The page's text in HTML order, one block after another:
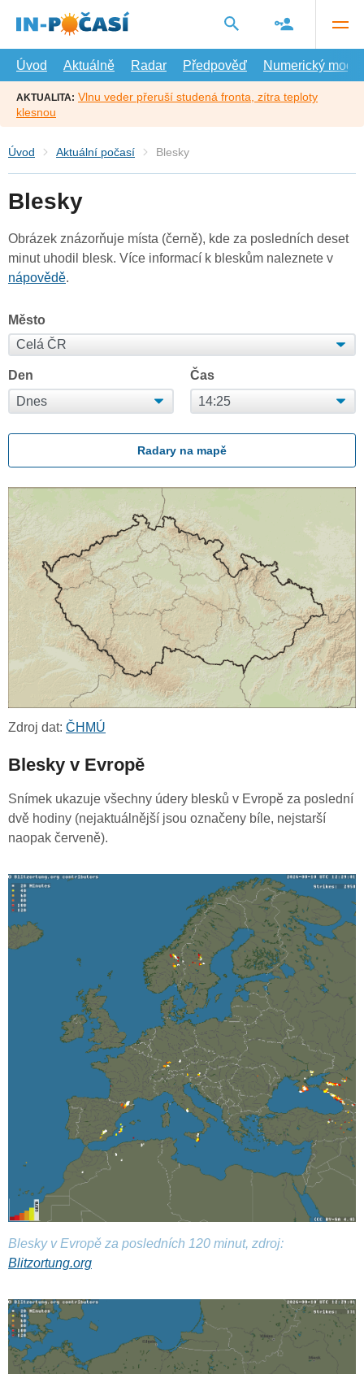
hlavní
Úvod
Aktuálně Radar Předpověď Numerický model
AKTUALITA: Vlnu veder přeruší studená fronta, zítra teploty
klesnou
Úvod Aktuální počasí Blesky
Blesky
Obrázek znázorňuje místa (černě), kde za posledních deset
minut uhodil blesk. Více informací k bleskům naleznete v
nápovědě.
Město
Den Čas
Radary na mapě
Zdroj dat: ČHMÚ
Blesky v Evropě
Snímek ukazuje všechny údery blesků v Evropě za poslední
dvě hodiny (nejaktuálnější jsou označeny bíle, nejstarší
naopak červeně).
Blesky v Evropě za posledních 120 minut, zdroj:
Blitzortung.org